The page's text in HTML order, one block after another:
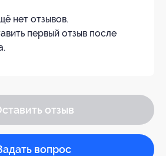
нет отзывов.
первый отзыв после
отзыв
вопрос